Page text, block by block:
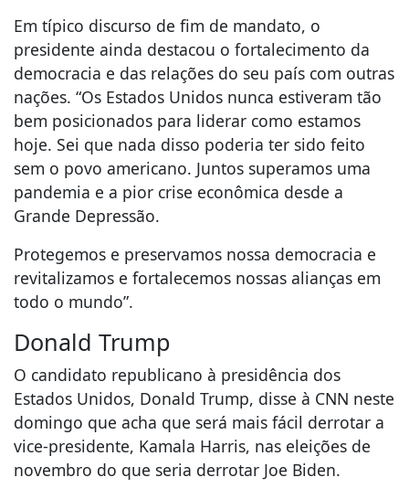
Em típico discurso de fim de mandato, o
presidente ainda destacou o fortalecimento da
democracia e das relações do seu país com outras
nações. “Os Estados Unidos nunca estiveram tão
bem posicionados para liderar como estamos
hoje. Sei que nada disso poderia ter sido feito
sem o povo americano. Juntos superamos uma
pandemia e a pior crise econômica desde a
Grande Depressão.
Protegemos e preservamos nossa democracia e
revitalizamos e fortalecemos nossas alianças em
todo o mundo”.
Donald Trump
O candidato republicano à presidência dos
Estados Unidos, Donald Trump, disse à CNN neste
domingo que acha que será mais fácil derrotar a
vice-presidente, Kamala Harris, nas eleições de
novembro do que seria derrotar Joe Biden.